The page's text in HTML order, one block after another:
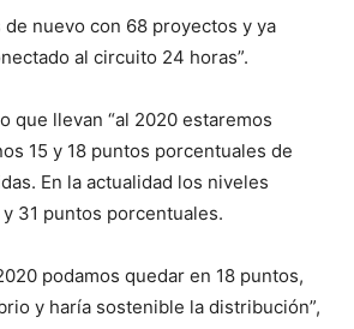
de nuevo con 68 proyectos y ya
al circuito 24 horas”.
que llevan “al 2020 estaremos
15 y 18 puntos porcentuales de
En la actualidad los niveles
31 puntos porcentuales.
podamos quedar en 18 puntos,
y haría sostenible la distribución”,